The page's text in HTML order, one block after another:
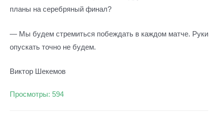
планы на серебряный финал?
— Мы будем стремиться побеждать в каждом матче. Руки
опускать точно не будем.
Виктор Шекемов
Просмотры: 594